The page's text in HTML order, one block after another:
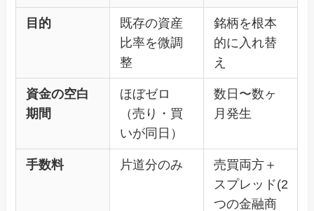
目的
既存の資産
比率を微調
整
銘柄を根本
的に入れ替
え
資金の空白
期間
ほぼゼロ
（売り・買
いが同日）
数日〜数ヶ
月発生
手数料 片道分のみ
売買両方＋
スプレッド(2
つの金融商